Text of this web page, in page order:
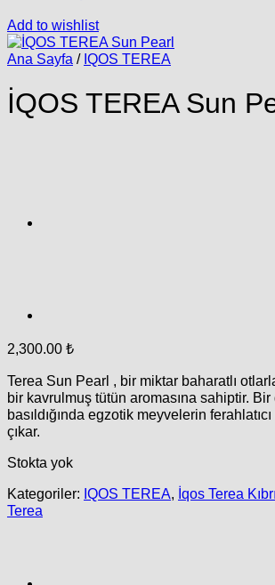
Add to wishlist
Ana Sayfa / IQOS TEREA
İQOS TEREA Sun
2,300.00 ₺
Terea Sun Pearl , bir miktar baharatlı
bir kavrulmuş tütün aromasına sahiptir.
basıldığında egzotik meyvelerin
çıkar.
Stokta yok
Kategoriler: IQOS TEREA, İqos Terea
Terea